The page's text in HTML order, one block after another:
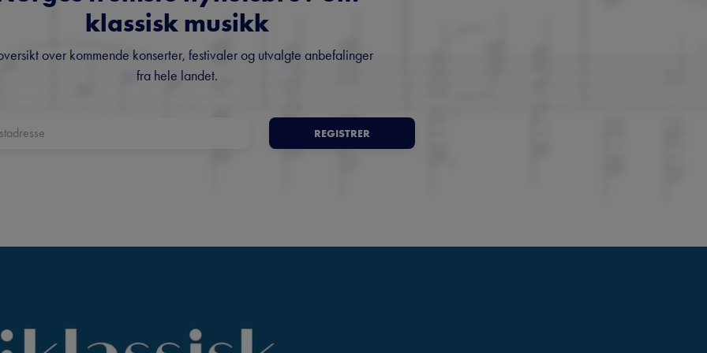
klassisk musikk
over kommende konserter, festivaler og utvalgte anbefalinger
fra hele landet.
REGISTRER